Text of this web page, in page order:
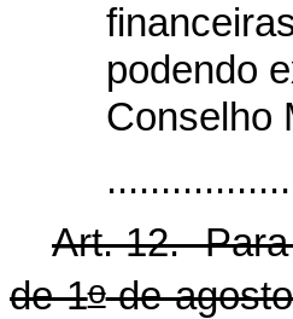
podendo
Conselho
Art. 12. Para
de 1ode